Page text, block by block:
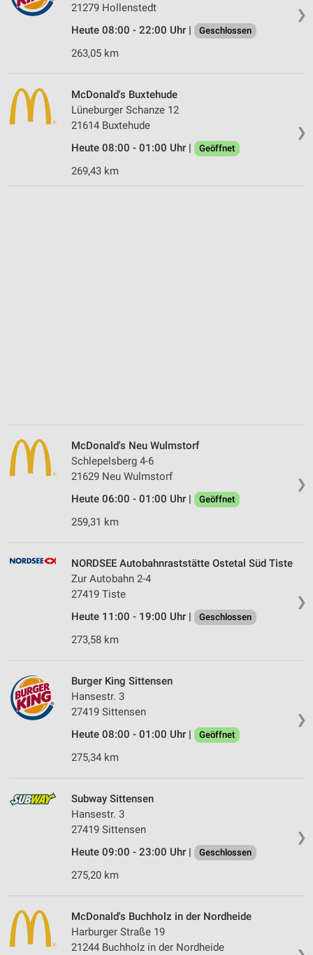
❯
21279 Hollenstedt
Heute 08:00 - 22:00 Uhr |
Geschlossen
263,05 km
❯
McDonald's Buxtehude
Lüneburger Schanze 12
21614 Buxtehude
Heute 08:00 - 01:00 Uhr |
Geöffnet
269,43 km
❯
McDonald's Neu Wulmstorf
Schlepelsberg 4-6
21629 Neu Wulmstorf
Heute 06:00 - 01:00 Uhr |
Geöffnet
259,31 km
❯
NORDSEE Autobahnraststätte Ostetal Süd Tiste
Zur Autobahn 2-4
27419 Tiste
Heute 11:00 - 19:00 Uhr |
Geschlossen
273,58 km
❯
Burger King Sittensen
Hansestr. 3
27419 Sittensen
Heute 08:00 - 01:00 Uhr |
Geöffnet
275,34 km
❯
Subway Sittensen
Hansestr. 3
27419 Sittensen
Heute 09:00 - 23:00 Uhr |
Geschlossen
275,20 km
McDonald's Buchholz in der Nordheide
Harburger Straße 19
21244 Buchholz in der Nordheide